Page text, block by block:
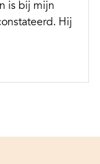
is bij mijn
Hij